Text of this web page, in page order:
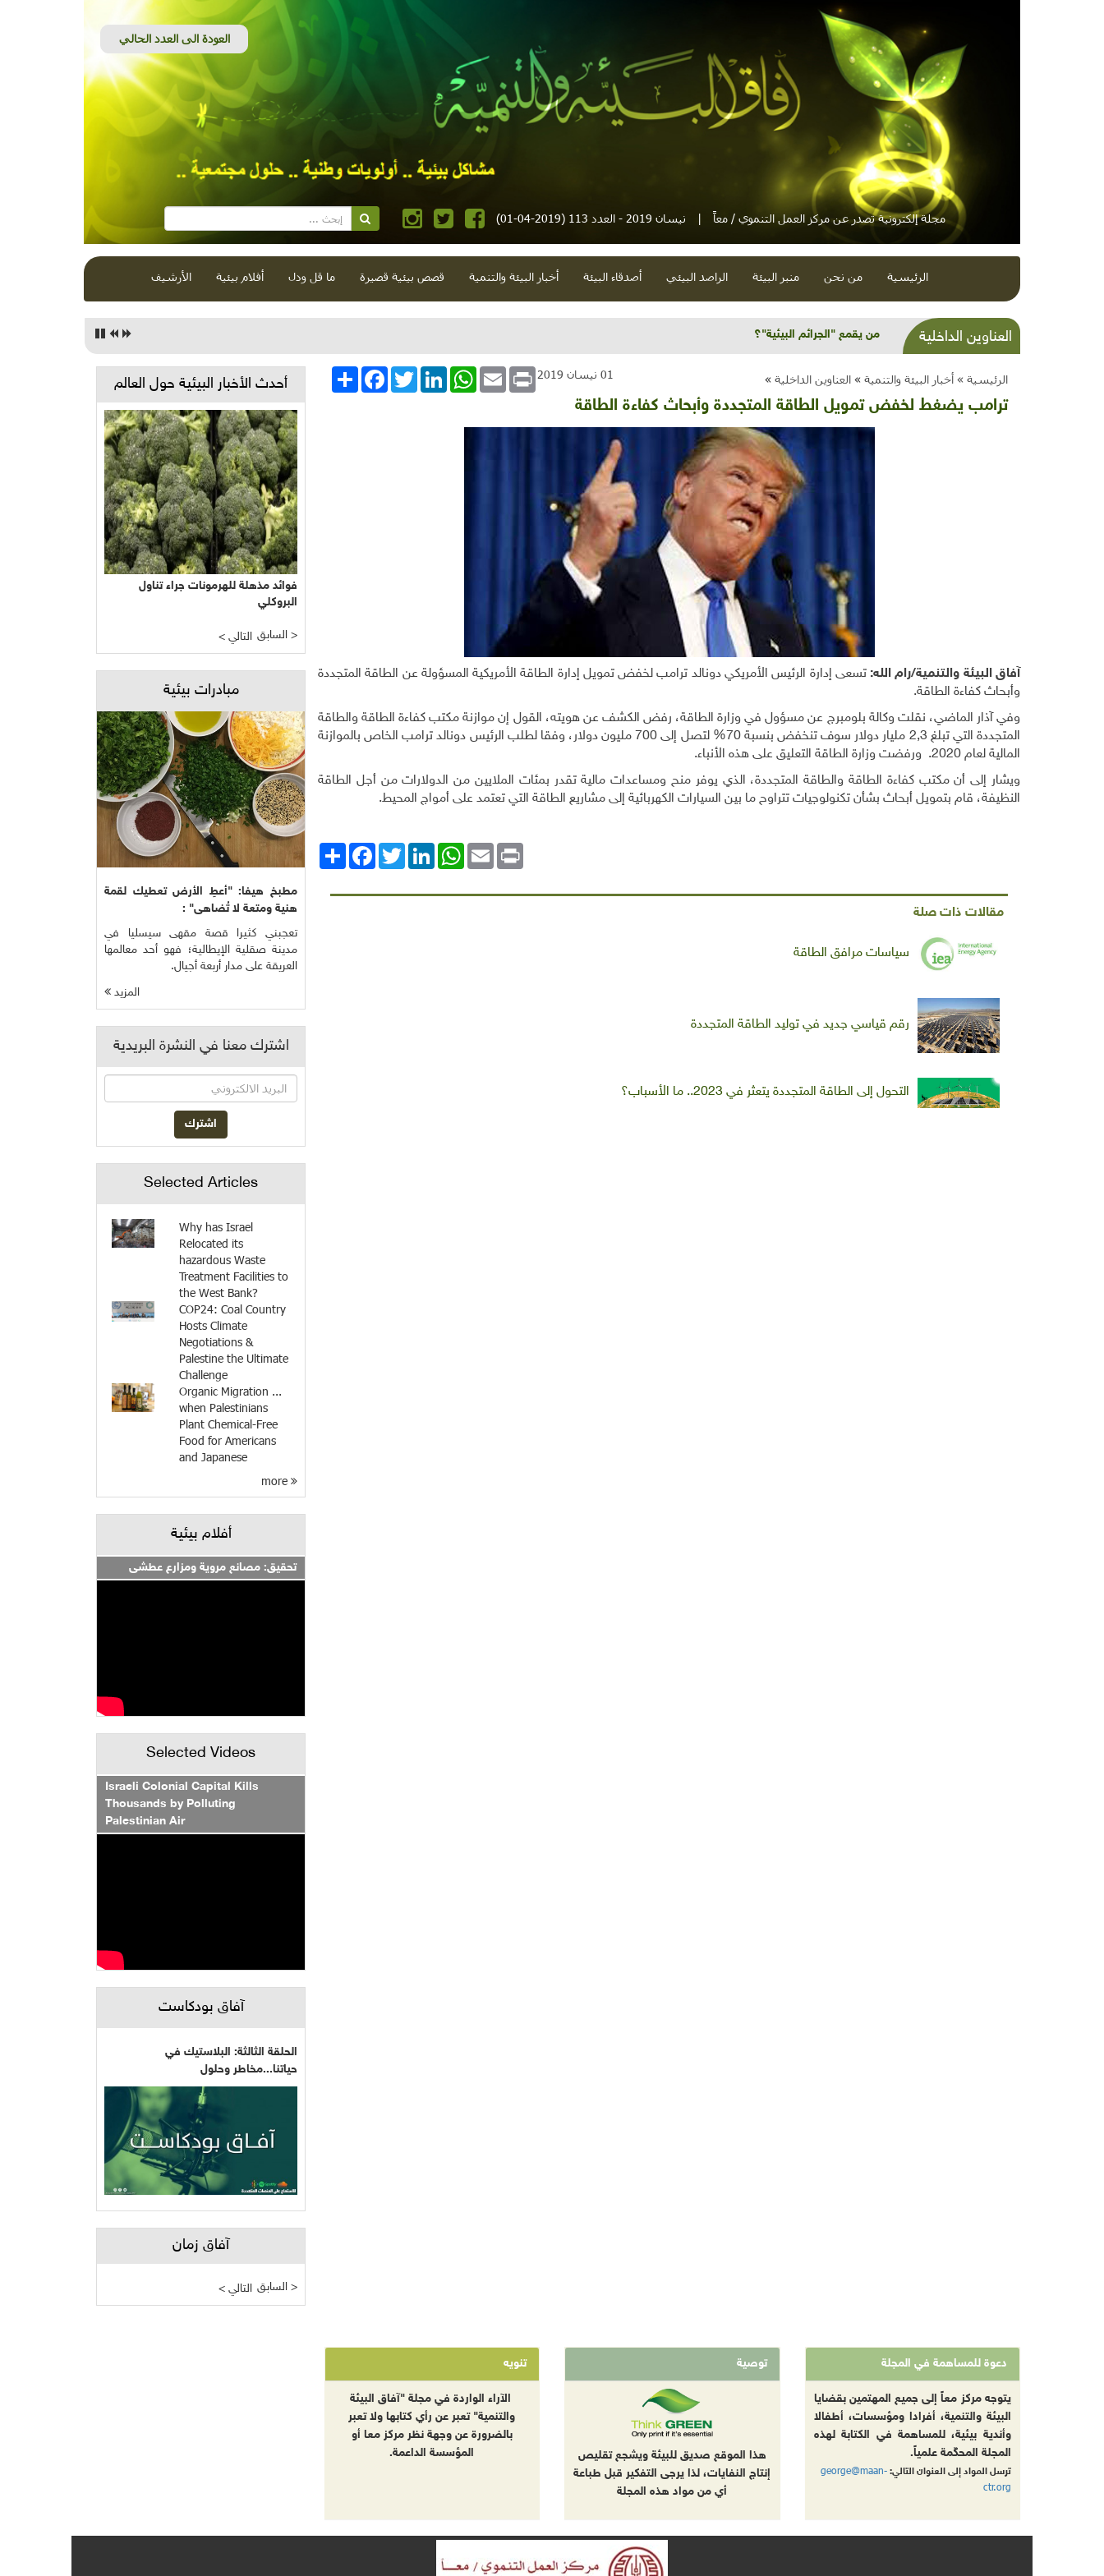
مجلة إلكترونية تصدر عن مركز العمل التنموي / معاً | نيسان 2019 - العدد 113 (2019-04-01)
الرئيسية من نحن منبر البيئة الراصد البيئي أصدقاء البيئة أخبار البيئة والتنمية قصص بيئية قصيرة ما قل ودل أفلام بيئية الأرشيف
العناوين الداخلية شذرات بيئية وتنموية...مصائد ورحيل وهجرة واضطراب وتشابه ورائدات
الرئيسية » أخبار البيئة والتنمية » العناوين الداخلية » انشر
FacebookTwitterLinkedInWhatsApp Email Print 01 نيسان 2019
ترامب يضغط لخفض تمويل الطاقة المتجددة وأبحاث كفاءة الطاقة
آفاق البيئة والتنمية/رام الله: تسعى إدارة الرئيس الأمريكي دونالد ترامب لخفض تمويل إدارة الطاقة الأمريكية المسؤولة عن الطاقة المتجددة
وأبحاث كفاءة الطاقة.
وفي آذار الماضي، نقلت وكالة بلومبرج عن مسؤول في وزارة الطاقة، رفض الكشف عن هويته، القول إن موازنة مكتب كفاءة الطاقة والطاقة
المتجددة التي تبلغ 2,3 مليار دولار سوف تنخفض بنسبة 70% لتصل إلى 700 مليون دولار، وفقا لطلب الرئيس دونالد ترامب الخاص بالموازنة
المالية لعام 2020
. ورفضت وزارة الطاقة التعليق على هذه الأنباء.
ويشار إلى أن مكتب كفاءة الطاقة والطاقة المتجددة، الذي يوفر منح ومساعدات مالية تقدر بمئات الملايين من الدولارات من أجل الطاقة
النظيفة، قام بتمويل أبحاث بشأن تكنولوجيات تتراوح ما بين السيارات الكهربائية إلى مشاريع الطاقة التي تعتمد على أمواج المحيط.
انشر
FacebookTwitterLinkedIn
WhatsAppEmail Print
مقالات ذات صلة
سياسات مرافق الطاقة
رقم قياسي جديد في توليد الطاقة المتجددة
التحول إلى الطاقة المتجددة يتعثر في 2023.. ما الأسباب؟
أحدث الأخبار البيئية حول العالم
فوائد مذهلة للهرمونات جراء تناول
البروكلي
< التالي السابق >
مبادرات بيئية
مطبخ هيفا: "أعطِ الأرض تعطيك لقمة
هنية ومتعة لا تُضاهى" :
تعجبني كثيرا قصة مقهى سيسليا في
مدينة صقلية الإيطالية؛ فهو أحد معالمها
العريقة على مدار أربعة أجيال.
المزيد
اشترك معنا في النشرة البريدية
Selected Articles
Why has Israel
Relocated its
hazardous Waste
Treatment Facilities to
the West Bank?
COP24: Coal Country
Hosts Climate
Negotiations &
Palestine the Ultimate
Challenge
Organic Migration ...
when Palestinians
Plant Chemical-Free
Food for Americans
and Japanese
أفلام بيئية
تحقيق: مصانع مروية ومزارع عطشى
Selected Videos
Israeli Colonial Capital Kills
Thousands by Polluting
Palestinian Air
آفاق بودكاست
الحلقة الثالثة: البلاستيك في
حياتنا...مخاطر وحلول
آفاق زمان
< التالي السابق >
دعوة للمساهمة في المجلة
يتوجه مركز معاً إلى جميع المهتمين بقضايا
البيئة والتنمية، أفرادا ومؤسسات، أطفالا
وأندية بيئية، للمساهمة في الكتابة لهذه
المجلة المحكّمة علمياً.
ترسل المواد إلى العنوان التالي:george@maan-
ctr.org
توصية
هذا الموقع صديق للبيئة ويشجع تقليص
إنتاج النفايات، لذا يرجى التفكير قبل طباعة
أي من مواد هذه المجلة
تنويه
الآراء الواردة في مجلة "آفاق البيئة
والتنمية" تعبر عن رأي كتابها ولا تعبر
بالضرورة عن وجهة نظر مركز معا أو
المؤسسة الداعمة.